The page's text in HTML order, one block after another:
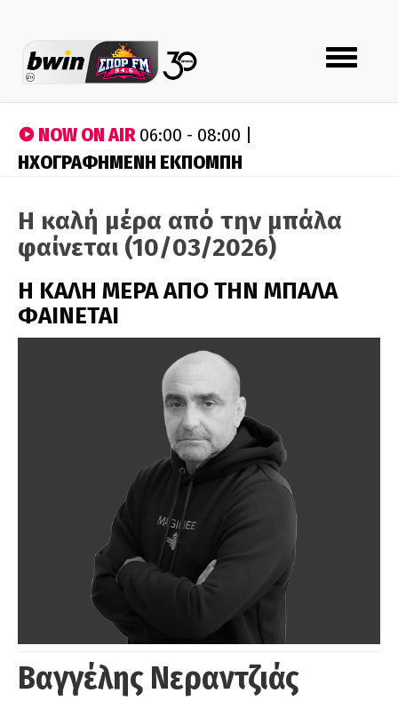
Toggle
navigation
NOW ON AIR06:00 - 08:00 |
ΗΧΟΓΡΑΦΗΜΕΝΗ ΕΚΠΟΜΠΗ
Η καλή μέρα από την μπάλα
φαίνεται (10/03/2026)
H ΚΑΛΗ ΜΕΡΑ ΑΠΟ ΤΗΝ ΜΠΑΛΑ
ΦΑΙΝΕΤΑΙ
Βαγγέλης Νεραντζιάς